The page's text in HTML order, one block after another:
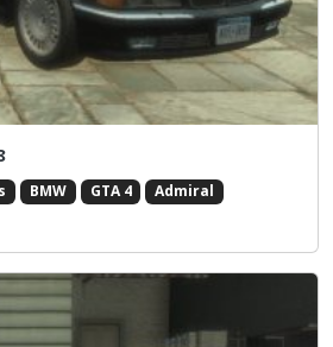
BMW GTA 4
Admiral